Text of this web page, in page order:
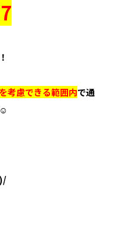
考慮できる範囲内で通